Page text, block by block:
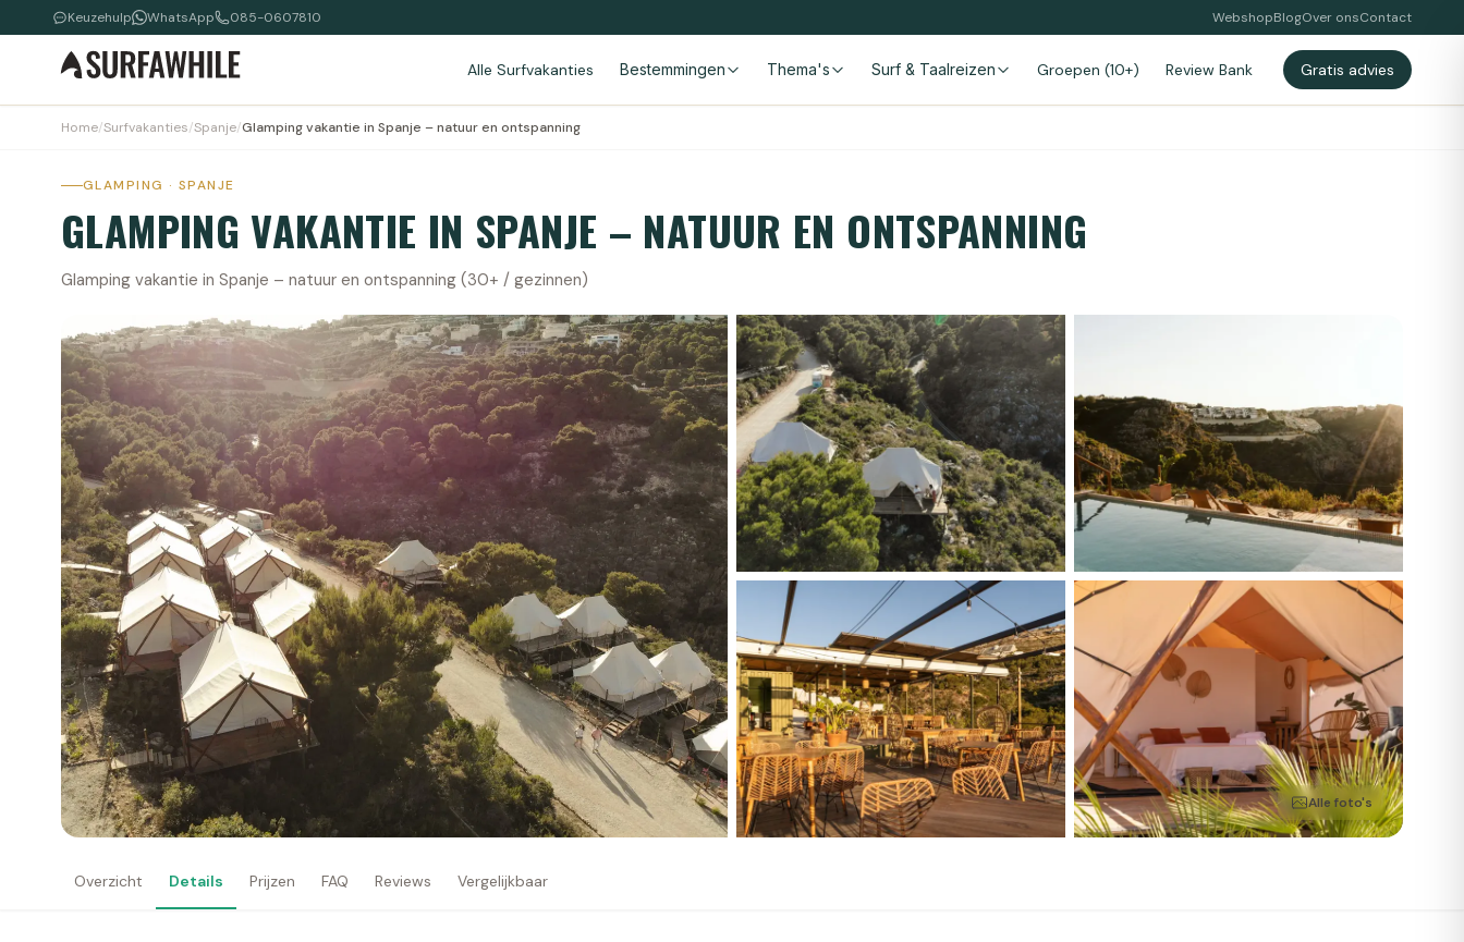
Keuzehulp WhatsApp 085-0607810 WebshopBlogOver onsContact
Alle Surfvakanties Bestemmingen Thema's Surf & Taalreizen Groepen (10+) Review Bank Gratis advies
Home/Surfvakanties/Spanje/Glamping vakantie in Spanje – natuur en ontspanning
GLAMPING · SPANJE
GLAMPING VAKANTIE IN SPANJE – NATUUR EN ONTSPANNING
Glamping vakantie in Spanje – natuur en ontspanning (30+ / gezinnen)
Alle foto's
Overzicht Details Prijzen FAQ Reviews Vergelijkbaar